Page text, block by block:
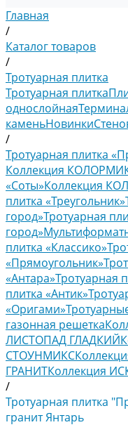
Главная
/
Каталог товаров
/
Тротуарная плитка
Тротуарная плитка
однослойная
каменьНовинки
/
Тротуарная плитка
Коллекция
«Соты»Коллекция
плитка «Треугольник»
город»Тротуарная
город»
плитка «Классико»
«Прямоугольник»
«Антара»Тротуарная
плитка «Антик»
«Оригами»
газонная решетка
ЛИСТОПАД ГЛАДКИЙ
СТОУНМИКС
ГРАНИТКоллекция
/
Тротуарная плитка
гранит Янтарь